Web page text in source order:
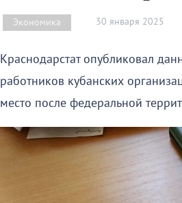
Экономика 30 января 2025
Краснодарстат опубликовал
работников кубанских
место после федеральной